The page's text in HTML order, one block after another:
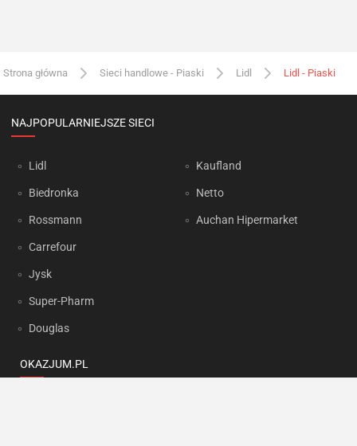
Strona główna Sieci handlowe - Piaski Lidl Lidl - Piaski
NAJPOPULARNIEJSZE SIECI
Lidl
Biedronka
Rossmann
Carrefour
Jysk
Super-Pharm
Douglas
Kaufland
Netto
Auchan Hipermarket
OKAZJUM.PL